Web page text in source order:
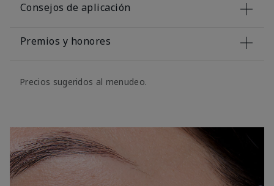
Consejos de aplicación
Premios y honores
Precios sugeridos al menudeo.